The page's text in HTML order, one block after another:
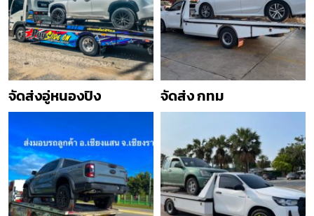
จัดส่งอู่หนองปิง จัดส่ง กทม